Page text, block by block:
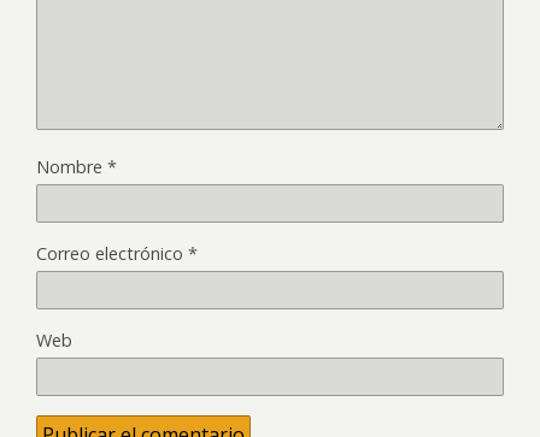
Nombre *
Correo electrónico *
Web